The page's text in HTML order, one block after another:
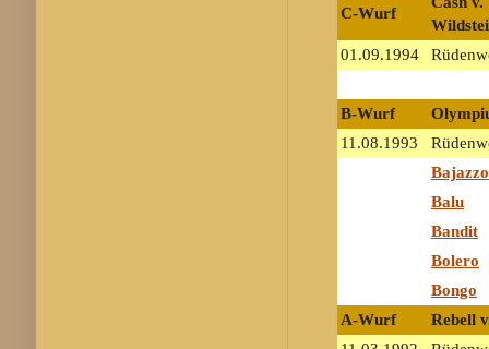
C-Wurf
01.09.1994
B-Wurf
11.08.1993
Bajazzo
Balu
Bandit
Bolero
Bongo
A-Wurf
Rebell